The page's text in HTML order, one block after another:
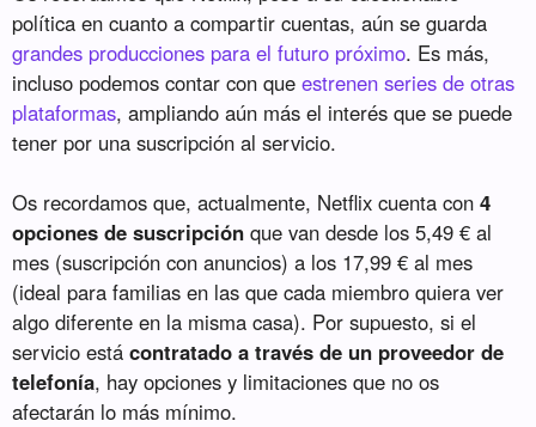
política en cuanto a compartir cuentas, aún se guarda
grandes producciones para el futuro próximo. Es más,
incluso podemos contar con queestrenen series de otras
plataformas, ampliando aún más el interés que se puede
tener por una suscripción al servicio.
Os recordamos que, actualmente, Netflix cuenta con4
opciones de suscripción que van desde los 5,49 € al
mes (suscripción con anuncios) a los 17,99 € al mes
(ideal para familias en las que cada miembro quiera ver
algo diferente en la misma casa). Por supuesto, si el
servicio estácontratado a través de un proveedor de
telefonía, hay opciones y limitaciones que no os
afectarán lo más mínimo.